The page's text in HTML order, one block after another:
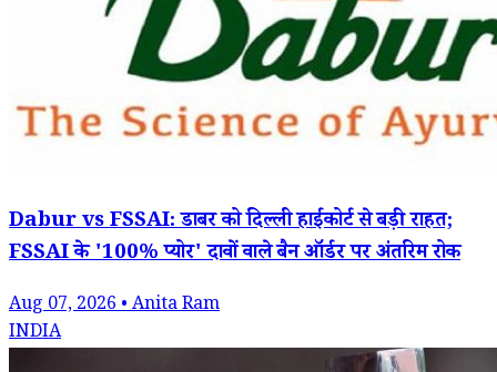
Dabur vs FSSAI: डाबर को दिल्ली हाईकोर्ट से बड़ी राहत;
FSSAI के '100% प्योर' दावों वाले बैन ऑर्डर पर अंतरिम रोक
Aug 07, 2026 • Anita Ram
INDIA